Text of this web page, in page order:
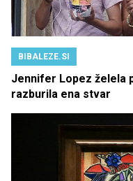
BIBALEZE.SI
Jennifer Lopez želela
razburila ena stvar